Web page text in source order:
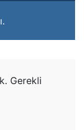
Gerekli